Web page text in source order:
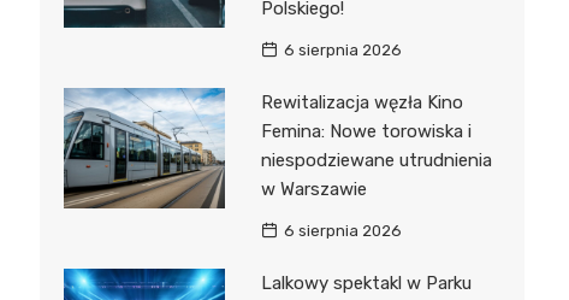
Polskiego!
6 sierpnia 2026
Rewitalizacja węzła Kino
Femina: Nowe torowiska i
niespodziewane utrudnienia
w Warszawie
6 sierpnia 2026
Lalkowy spektakl w Parku